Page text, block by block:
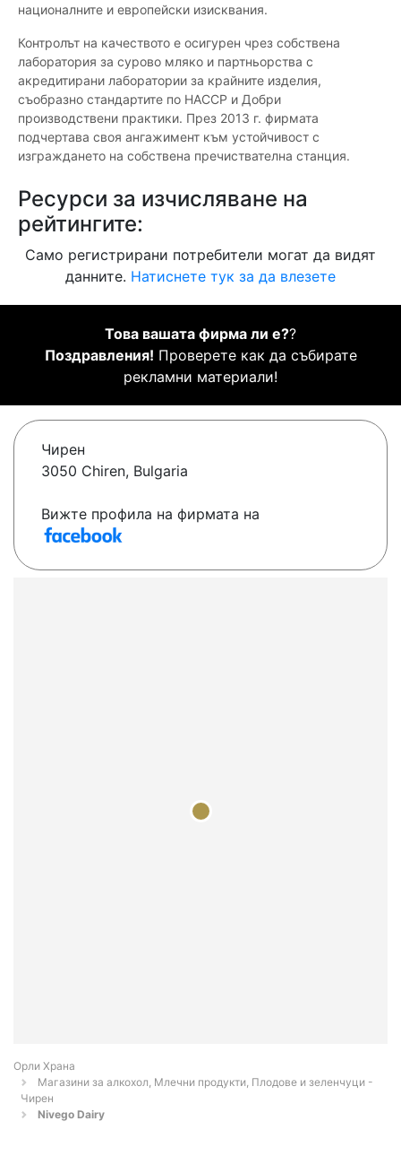
националните и европейски изисквания.
Контролът на качеството е осигурен чрез собствена
лаборатория за сурово мляко и партньорства с
акредитирани лаборатории за крайните изделия,
съобразно стандартите по HACCP и Добри
производствени практики. През 2013 г. фирмата
подчертава своя ангажимент към устойчивост с
изграждането на собствена пречиствателна станция.
Ресурси за изчисляване на
рейтингите:
Само регистрирани потребители могат да видят
данните. Натиснете тук за да влезете
Това вашата фирма ли е??
Поздравления! Проверете как да събирате
рекламни материали!
Чирен
3050 Chiren, Bulgaria
Вижте профила на фирмата на
Орли Храна
Магазини за алкохол, Млечни продукти, Плодове и зеленчуци -
Чирен
Nivego Dairy